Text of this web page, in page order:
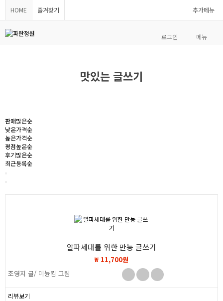
HOME 즐겨찾기 추가메뉴
로그인 메뉴
맛있는 글쓰기
판매많은순
낮은가격순
높은가격순
평점높은순
후기많은순
최근등록순
알파세대를 위한 만능 글쓰기
₩ 11,700원
조영지 글/ 미늉킴 그림
리뷰보기